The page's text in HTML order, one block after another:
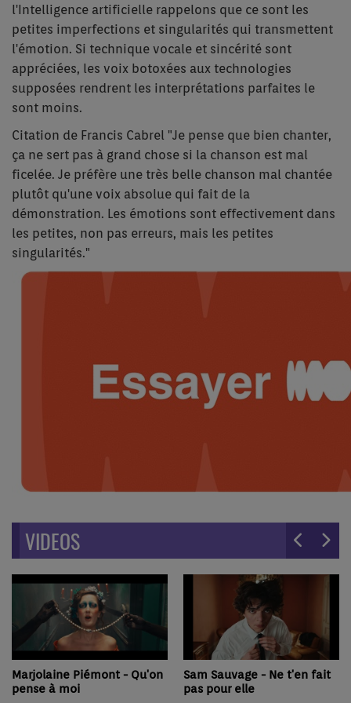
l'Intelligence artificielle rappelons que ce sont les
petites imperfections et singularités qui transmettent
l'émotion. Si technique vocale et sincérité sont
appréciées, les voix botoxées aux technologies
supposées rendrent les interprétations parfaites le
sont moins.
Citation de Francis Cabrel "Je pense que bien chanter,
ça ne sert pas à grand chose si la chanson est mal
ficelée. Je préfère une très belle chanson mal chantée
plutôt qu'une voix absolue qui fait de la
démonstration. Les émotions sont effectivement dans
les petites, non pas erreurs, mais les petites
singularités."
VIDEOS
Marjolaine Piémont - Qu'on
pense à moi
Sam Sauvage - Ne t'en fait
pas pour elle